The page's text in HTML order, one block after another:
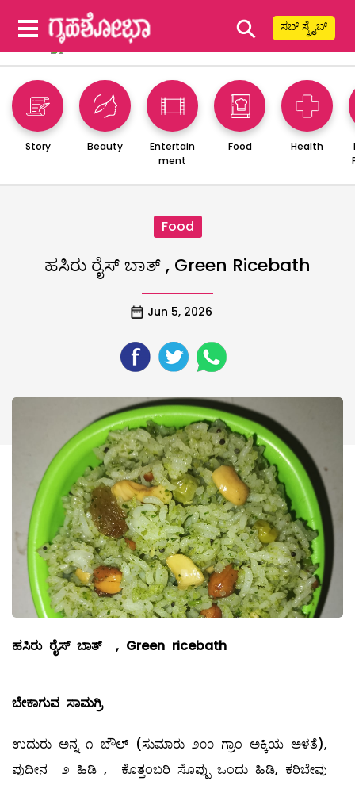
⚲ ಸಬ್ ಸ್ಕ್ರೈಬ್
Story Beauty
Entertain
ment
Food Health
Food
ಹಸಿರು ರೈಸ್ ಬಾತ್ , Green Ricebath
Jun 5, 2026
ಹಸಿರು ರೈಸ್ ಬಾತ್, Green ricebath
ಬೇಕಾಗುವ ಸಾಮಗ್ರಿ
ಉದುರು ಅನ್ನ ೧ ಬೌಲ್ (ಸುಮಾರು ೨೦೦ ಗ್ರಾಂ ಅಕ್ಕಿಯ ಅಳತೆ),
ಪುದೀನ ೨ ಹಿಡಿ , ಕೊತ್ತಂಬರಿ ಸೊಪ್ಪು ಒಂದು ಹಿಡಿ, ಕರಿಬೇವು